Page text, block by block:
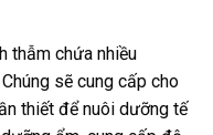
thẫm chứa nhiều
sẽ cung cấp cho
thiết để nuôi dưỡng tế